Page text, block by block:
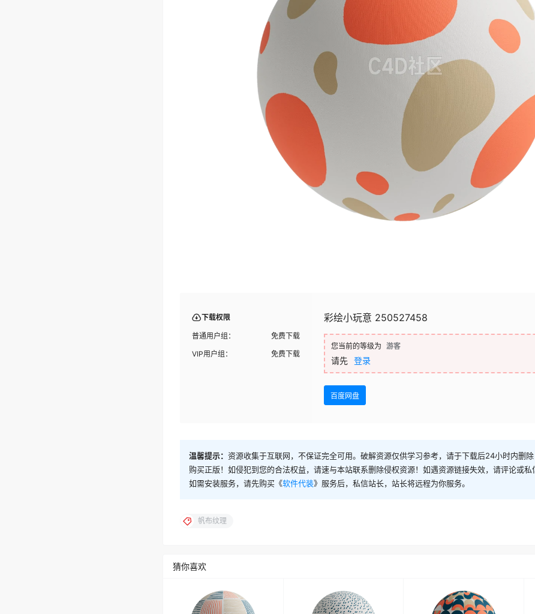
下载权限
普通用户组：
免费下载
VIP用户组：
免费下载
彩绘小玩意 250527458
您当前的等级为 游客
请先 登录
百度网盘
温馨提示： 资源收集于互联网，不保证完全可用。破解资源仅供学习参考，请于下载后24小时内删
购买正版！如侵犯到您的合法权益，请速与本站联系删除侵权资源！如遇资源链接失效，请评论或私
如需安装服务，请先购买《软件代装》服务后，私信站长，站长将远程为你服务。
帆布纹理
猜你喜欢